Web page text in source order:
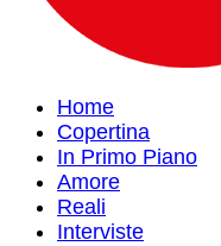
Home
Copertina
In Primo Piano
Amore
Reali
Interviste